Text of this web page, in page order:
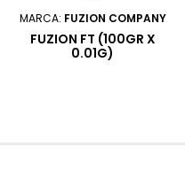
MARCA: FUZION COMPANY
FUZION FT (100GR X
0.01G)